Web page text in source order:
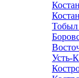
Тобыл
Усть-